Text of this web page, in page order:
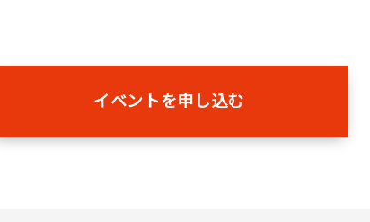
イベントを申し込む